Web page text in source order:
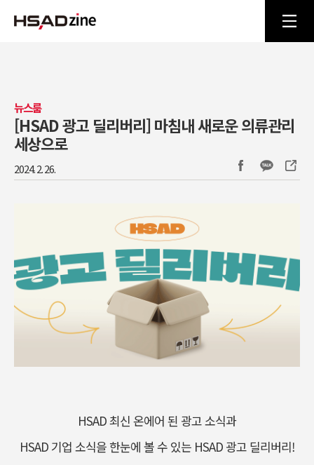
뉴스룸
[HSAD 광고 딜리버리] 마침내 새로운 의류관리
세상으로
2024. 2. 26.
HSAD 최신 온에어 된 광고 소식과
HSAD 기업 소식을 한눈에 볼 수 있는 HSAD 광고 딜리버리!